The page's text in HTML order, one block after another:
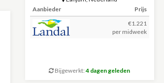
Aanbieder
Prijs
€1.221
per midweek
Bijgewerkt:4 dagen geleden